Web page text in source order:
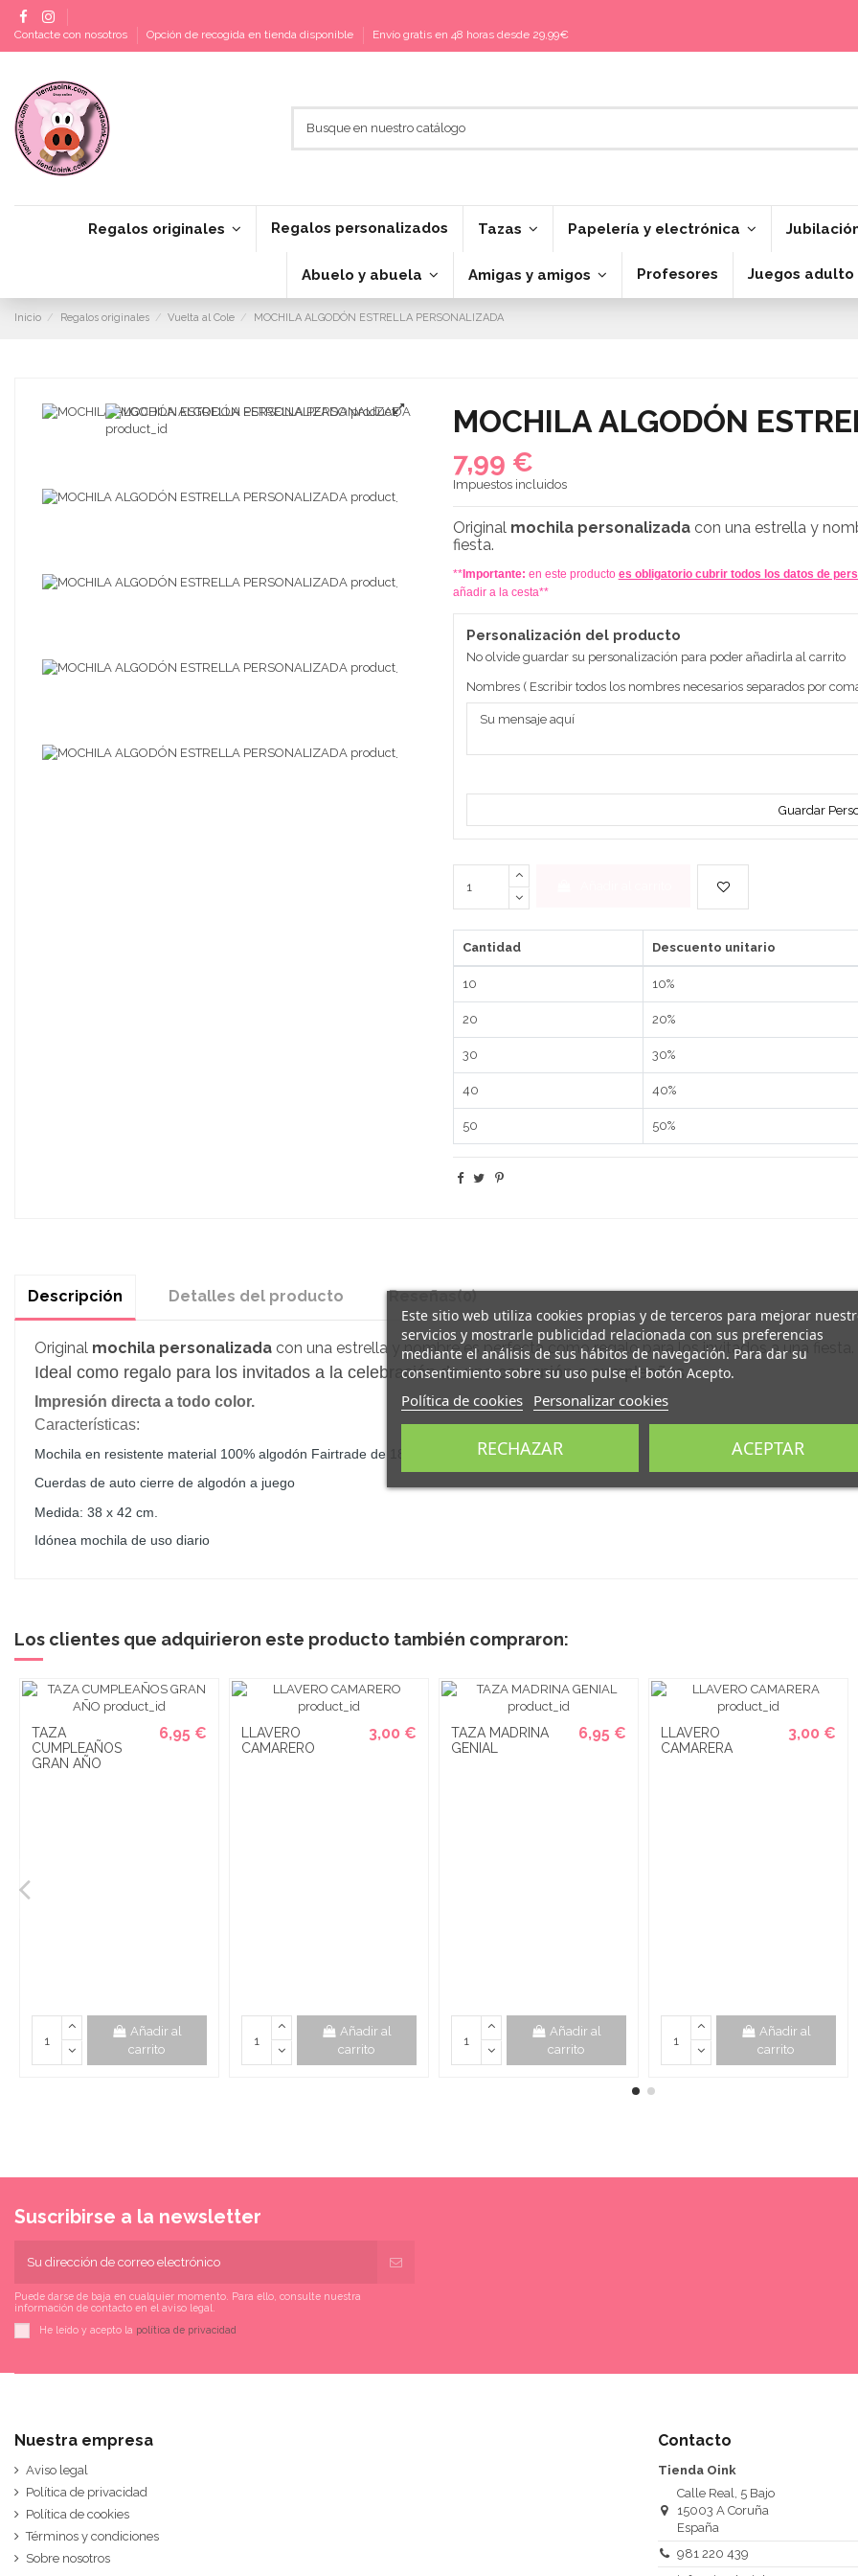
Contacte con nosotros Opción de recogida en tienda disponible Envío gratis en 48 horas desde 29,99€
Regalos originales Regalos personalizados Tazas Papelería y electrónica
Abuelo y abuela Amigas y amigos Profesores Juegos adulto
Inicio Regalos originales Vuelta al Cole MOCHILA ALGODÓN ESTRELLA PERSONALIZADA
MOCHILA ALGODÓN
7,99 €
Impuestos incluidos
Original mochila personalizadacon una estrella y
fiesta.
**Importante: en este producto es obligatorio cubrir todos los datos de
añadir a la cesta**
Personalización del producto
No olvide guardar su personalización para poder añadirla al carrito
Nombres ( Escribir todos los nombres necesarios separados por
Guardar
Cantidad Descuento unitario
10 10%
20 20%
30 30%
40 40%
50 50%
Descripción Detalles del producto Reseñas(0)
Original mochila personalizadacon una estrella y nombre es perfecta como regalo para los invitados a una fiesta.
Ideal como regalo para los invitados a la celebración de una comunión o cumpleaños.
Impresión directa a todo color.
Características:
Mochila en resistente material 100% algodón Fairtrade de 180 g/m².
Cuerdas de auto cierre de algodón a juego
Medida: 38 x 42 cm.
Idónea mochila de uso diario
Los clientes que adquirieron este producto también compraron:
TAZA
CUMPLEAÑOS
GRAN AÑO
6,95 €
Añadir al
carrito
LLAVERO
CAMARERO
3,00 €
Añadir al
carrito
TAZA MADRINA
GENIAL
6,95 €
Añadir al
carrito
LLAVERO
CAMARERA
3,00 €
Añadir al
carrito
Suscribirse a la newsletter
Puede darse de baja en cualquier momento. Para ello, consulte nuestra
información de contacto en el aviso legal.
He leído y acepto la política de privacidad
Nuestra empresa
Aviso legal
Política de privacidad
Política de cookies
Términos y condiciones
Sobre nosotros
Contacto
Tienda Oink
Calle Real, 5 Bajo
15003 A Coruña
España
981 220 439
Este sitio web utiliza cookies propias y de terceros para mejorar
servicios y mostrarle publicidad relacionada con sus preferencias
mediante el análisis de sus hábitos de navegación. Para dar su
consentimiento sobre su uso pulse el botón Acepto.
Política de cookies Personalizar cookies
RECHAZAR ACEPTAR